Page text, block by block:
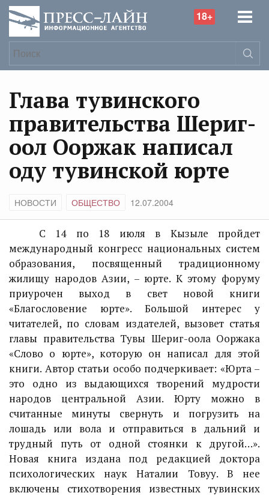
18+
Глава тувинского
правительства Шериг-
оол Ооржак написал
оду тувинской юрте
НОВОСТИ ОБЩЕСТВО 12.07.2004
С 14 по 18 июля в Кызыле пройдет
международный конгресс национальных систем
образования, посвященный традиционному
жилищу народов Азии, – юрте. К этому форуму
приурочен выход в свет новой книги
«Благословение юрте». Большой интерес у
читателей, по словам издателей, вызовет статья
главы правительства Тувы Шериг-оола Ооржака
«Слово о юрте», которую он написал для этой
книги. Автор статьи особо подчеркивает: «Юрта –
это одно из выдающихся творений мудрости
народов центральной Азии. Юрту можно в
считанные минуты свернуть и погрузить на
лошадь или вола и отправиться в дальний и
трудный путь от одной стоянки к другой…».
Новая книга издана под редакцией доктора
психологических наук Наталии Товуу. В нее
включены стихотворения известных тувинских